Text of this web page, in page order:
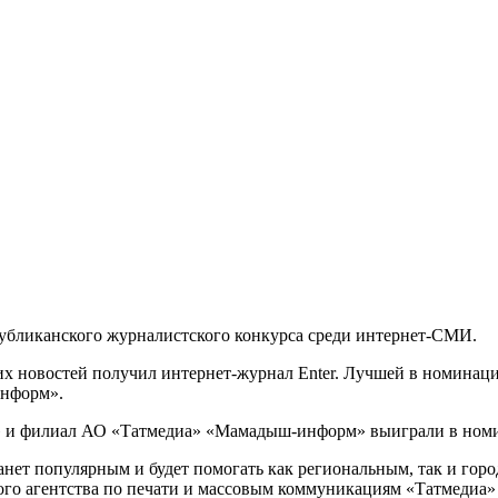
журналистского конкурса среди интернет-СМИ.
новостей получил интернет-журнал Enter. Лучшей в
и филиал АО «Татмедиа» «Мамадыш-информ» выиграли в
популярным и будет помогать как региональным, так и
агентства по печати и массовым коммуникациям